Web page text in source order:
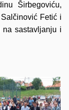
Širbegoviću,
Fetić i
na sastavljanju i